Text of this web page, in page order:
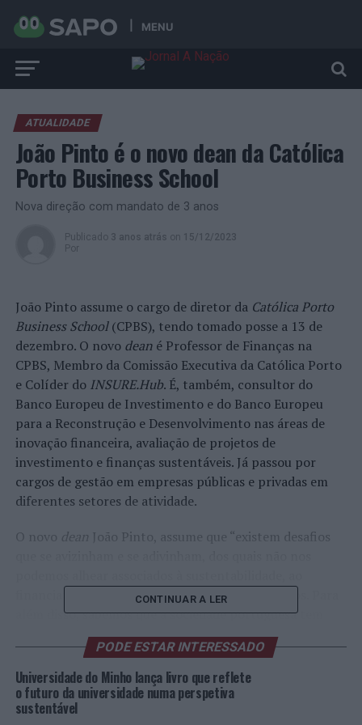
MENU
ATUALIDADE
João Pinto é o novo dean da Católica
Porto Business School
Nova direção com mandato de 3 anos
Publicado 3 anos atrás on 15/12/2023
Por
João Pinto assume o cargo de diretor da Católica Porto
Business School(CPBS), tendo tomado posse a 13 de
dezembro. O novo deané Professor de Finanças na
CPBS, Membro da Comissão Executiva da Católica Porto
e Colíder do INSURE.Hub. É, também, consultor do
Banco Europeu de Investimento e do Banco Europeu
para a Reconstrução e Desenvolvimento nas áreas de
inovação financeira, avaliação de projetos de
investimento e finanças sustentáveis. Já passou por
cargos de gestão em empresas públicas e privadas em
diferentes setores de atividade.
O novo dean João Pinto, assume que “existem desafios
financiamento da ciência e à retenção de talentos. Para
além disso, sabemos que a sociedade portuguesa tem
vindo a ser confrontada com desafios de natalidade com
reflexos duradouros e que a concorrência é forte, não só
a nível nacional, mas também a internacional, palco
onde a Escola tem de continuar a crescer para se
afirmar como uma das melhores
CONTINUAR A LER
PODE ESTAR INTERESSADO
Universidade do Minho lança livro que reflete
o futuro da universidade numa perspetiva
sustentável